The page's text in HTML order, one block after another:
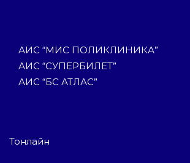
АИС “МИС ПОЛИКЛИНИКА”
АИС “СУПЕРБИЛЕТ”
АИС “БС АТЛАС”
Тонлайн